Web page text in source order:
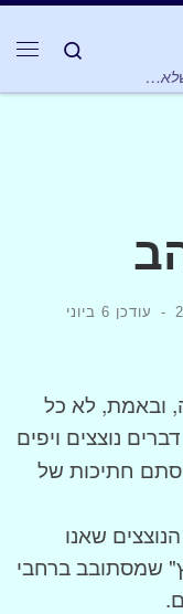
Search
- עודכן
6 ביוני
ובאמת, לא כל
נוצצים ויפים
סתם חתיכות של
שאנו
שמסתובב ברחבי